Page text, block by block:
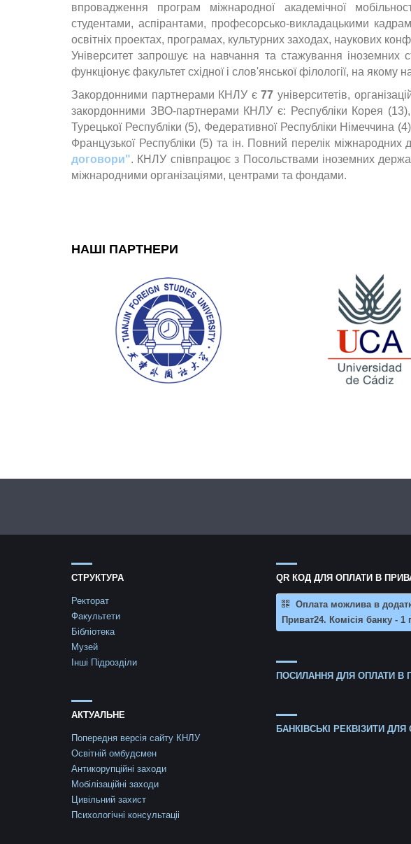
впровадження програм міжнародної академічної
студентами, аспірантами, професорсько-викладацькими
освітніх проектах, програмах, культурних заходах, наукових
Університет запрошує на навчання та стажування іноземних
функціонує факультет східної і слов'янської філології, на якому
Закордонними партнерами КНЛУ є77 університетів,
закордонними ЗВО-партнерами КНЛУ є: Республіки Корея (13),
Турецької Республіки (5), Федеративної Республіки Німеччина
Французької Республіки (5) та ін. Повний перелік міжнародних
договори". КНЛУ співпрацює з Посольствами іноземних
міжнародними організаціями, центрами та фондами.
НАШІ ПАРТНЕРИ
СТРУКТУРА
Ректорат
Факультети
Бібліотека
Музей
Інші Підрозділи
АКТУАЛЬНЕ
Попередня версія сайту КНЛУ
Освітній омбудсмен
Антикорупційні заходи
Мобілізаційні заходи
Цивільний захист
Психологічні консультаціі
QR КОД ДЛЯ ОПЛАТИ В
Оплата можлива в
Приват24. Комісія банку - 1
ПОСИЛАННЯ ДЛЯ ОПЛАТИ В
БАНКІВСЬКІ РЕКВІЗИТИ ДЛЯ